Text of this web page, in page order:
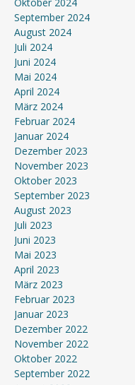
September 2024
August 2024
Juli 2024
Juni 2024
Mai 2024
April 2024
März 2024
Februar 2024
Januar 2024
Dezember 2023
November 2023
Oktober 2023
September 2023
August 2023
Juli 2023
Juni 2023
Mai 2023
April 2023
März 2023
Februar 2023
Januar 2023
Dezember 2022
November 2022
Oktober 2022
September 2022